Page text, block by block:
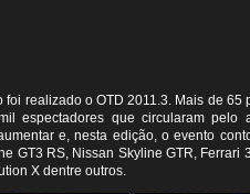
foi realizado o OTD 2011.3. Mais de 65
espectadores que circularam pelo
e, nesta edição, o evento
GT3 RS, Nissan Skyline GTR, Ferrari
X dentre outros.